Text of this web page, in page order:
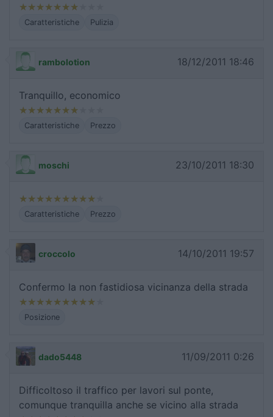
Caratteristiche Pulizia
rambolotion 18/12/2011 18:46
Tranquillo, economico
Caratteristiche Prezzo
moschi 23/10/2011 18:30
Caratteristiche Prezzo
croccolo 14/10/2011 19:57
Confermo la non fastidiosa vicinanza della strada
Posizione
dado5448 11/09/2011 0:26
Difficoltoso il traffico per lavori sul ponte,
comunque tranquilla anche se vicino alla strada